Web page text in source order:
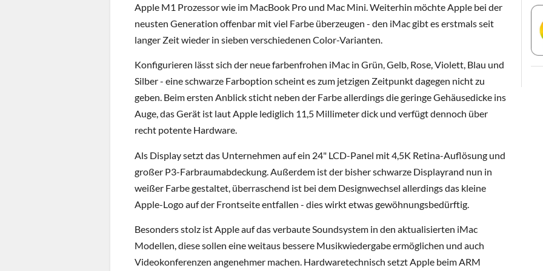
Apple M1 Prozessor wie im MacBook Pro und Mac Mini. Weiterhin möchte Apple bei der
neusten Generation offenbar mit viel Farbe überzeugen - den iMac gibt es erstmals seit
langer Zeit wieder in sieben verschiedenen Color-Varianten.
Konfigurieren lässt sich der neue farbenfrohen iMac in Grün, Gelb, Rose, Violett, Blau und
Silber - eine schwarze Farboption scheint es zum jetzigen Zeitpunkt dagegen nicht zu
geben. Beim ersten Anblick sticht neben der Farbe allerdings die geringe Gehäusedicke ins
Auge, das Gerät ist laut Apple lediglich 11,5 Millimeter dick und verfügt dennoch über
recht potente Hardware.
Als Display setzt das Unternehmen auf ein 24" LCD-Panel mit 4,5K Retina-Auflösung und
großer P3-Farbraumabdeckung. Außerdem ist der bisher schwarze Displayrand nun in
weißer Farbe gestaltet, überraschend ist bei dem Designwechsel allerdings das kleine
Apple-Logo auf der Frontseite entfallen - dies wirkt etwas gewöhnungsbedürftig.
Besonders stolz ist Apple auf das verbaute Soundsystem in den aktualisierten iMac
Modellen, diese sollen eine weitaus bessere Musikwiedergabe ermöglichen und auch
Videokonferenzen angenehmer machen. Hardwaretechnisch setzt Apple beim ARM